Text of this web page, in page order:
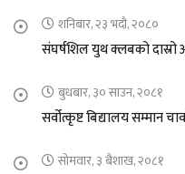
शनिबार, २३ भदौ, २०८०
संघर्षशिल युथ क्लबको दास्रो
बुधबार, ३० साउन, २०८१
सर्वोत्कृष्ट बिद्यालय सम्मान
सोमवार, ३ बैशाख, २०८१